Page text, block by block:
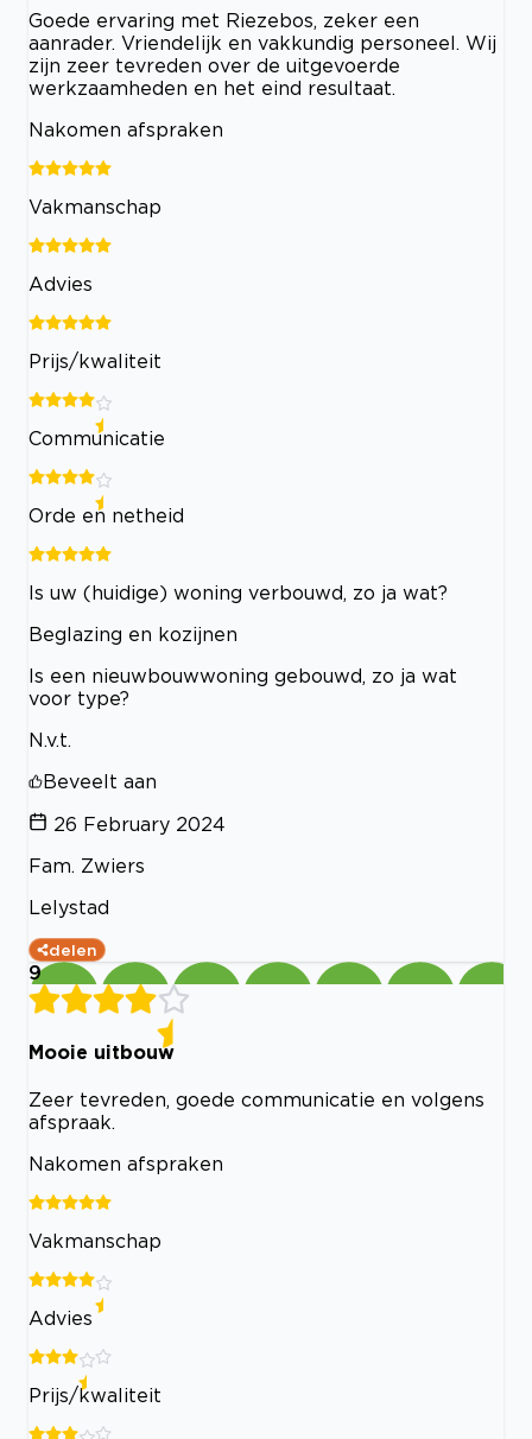
Goede ervaring met Riezebos, zeker een
aanrader. Vriendelijk en vakkundig personeel. Wij
zijn zeer tevreden over de uitgevoerde
werkzaamheden en het eind resultaat.
Nakomen afspraken
Vakmanschap
Advies
Prijs/kwaliteit
Communicatie
Orde en netheid
Is uw (huidige) woning verbouwd, zo ja wat?
Beglazing en kozijnen
Is een nieuwbouwwoning gebouwd, zo ja wat
voor type?
N.v.t.
Beveelt aan
26 February 2024
Fam. Zwiers
Lelystad
delen
9
Mooie uitbouw
Zeer tevreden, goede communicatie en volgens
afspraak.
Nakomen afspraken
Vakmanschap
Advies
Prijs/kwaliteit